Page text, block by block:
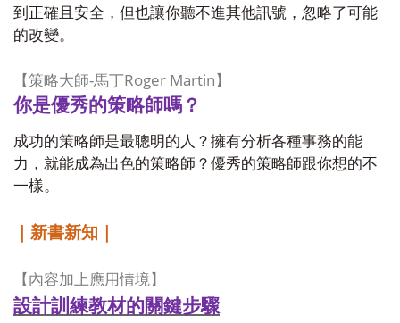
到正確且安全，但也讓你聽不進其他訊號，忽略了可能
的改變。
【策略大師-馬丁Roger Martin 】
你是優秀的策略師嗎？
成功的策略師是最聰明的人？擁有分析各種事務的能
力，就能成為出色的策略師？優秀的策略師跟你想的不
一樣。
｜新書新知｜
【內容加上應用情境】
設計訓練教材的關鍵步驟